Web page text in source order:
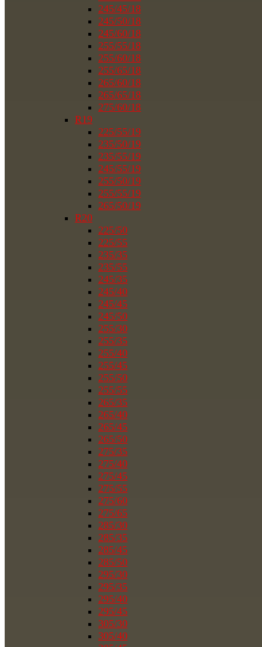
245/45/18
245/50/18
245/60/18
255/55/18
255/60/18
255/65/18
265/60/18
265/65/18
275/60/18
R19
225/55/19
235/50/19
235/55/19
245/55/19
255/50/19
255/55/19
265/50/19
R20
225/50
225/55
235/35
235/55
245/35
245/40
245/45
245/50
255/30
255/35
255/40
255/45
255/50
255/55
265/35
265/40
265/45
265/50
275/35
275/40
275/45
275/55
275/60
275/65
285/30
285/35
285/45
285/50
295/30
295/35
295/40
295/45
305/30
305/40